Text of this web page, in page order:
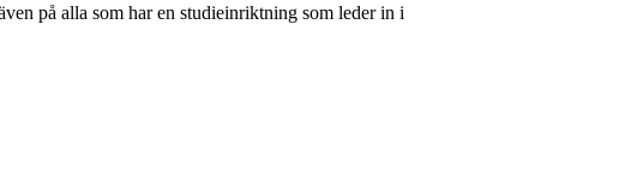
på alla som har en studieinriktning som leder in i